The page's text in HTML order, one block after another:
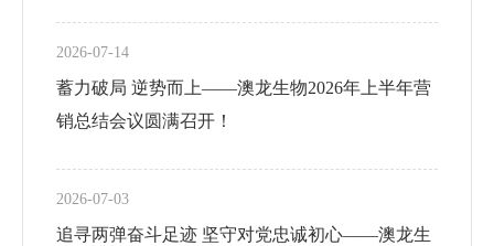
2026-07-14
蓄力破局 逆势而上——澳龙生物2026年上半年营
销总结会议圆满召开！
2026-07-03
追寻两弹奋斗足迹 坚守对党忠诚初心——澳龙生